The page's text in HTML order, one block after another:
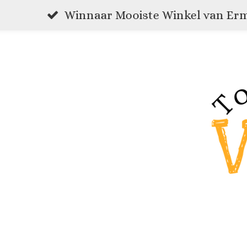
Winnaar Mooiste Winkel van